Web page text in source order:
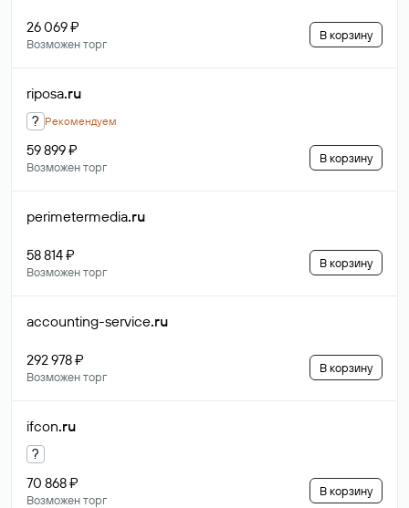
26 069 ₽
Возможен торг
В корзину
riposa.ru
? Рекомендуем
59 899 ₽
Возможен торг
В корзину
perimetermedia.ru
58 814 ₽
Возможен торг
В корзину
accounting-service.ru
292 978 ₽
Возможен торг
В корзину
ifcon.ru
?
70 868 ₽
Возможен торг
В корзину